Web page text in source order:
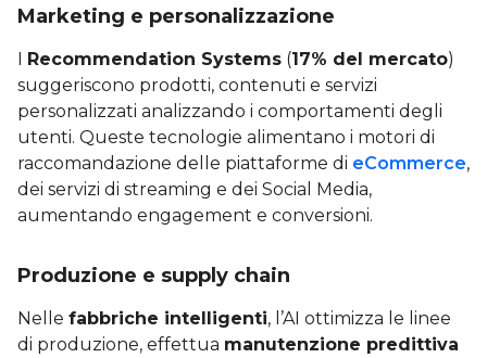
Marketing e personalizzazione
I Recommendation Systems (17% del mercato)
suggeriscono prodotti, contenuti e servizi
personalizzati analizzando i comportamenti degli
utenti. Queste tecnologie alimentano i motori di
raccomandazione delle piattaforme di eCommerce,
dei servizi di streaming e dei Social Media,
aumentando engagement e conversioni.
Produzione e supply chain
Nelle fabbriche intelligenti, l’AI ottimizza le linee
di produzione, effettua manutenzione predittiva